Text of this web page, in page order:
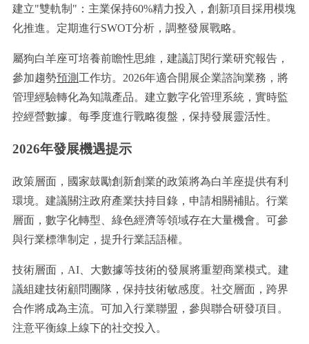
建立"雙軌制"：主業保持60%精力投入，創新項目採用模塊
化推進。定期進行SWOT分析，調整發展戰略。
屬狗白羊座可培養前瞻性思維，建議訂閱行業研究報告，
參加趨勢預測工作坊。2026年適合開展企業諮詢業務，將
管理經驗轉化為知識產品。建立數字化管理系統，實時監
控經營數據。每季度進行戰略復盤，保持發展靈活性。
2026年發展機遇提示
政策層面，國家鼓勵創新創業的政策將為白羊座提供有利
環境。建議關注政府產業扶持目錄，申請相關補貼。行業
層面，數字化轉型、綠色經濟等領域存在大量機會。可參
與行業標準制定，提升行業話語權。
技術層面，AI、大數據等技術的發展將重塑商業模式。建
議組建技術顧問團隊，保持技術敏感度。社交層面，跨界
合作將成為主流。可加入行業聯盟，參與聯合研發項目。
注意平衡線上線下的社交投入。